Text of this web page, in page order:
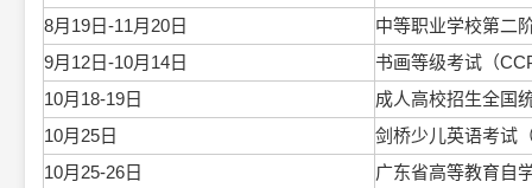
8月19日-11月20日
中等职业学校第二
9月12日-10月14日
书画等级考试（
10月18-19日
成人高校招生全国
10月25日
剑桥少儿英语考试
10月25-26日
广东省高等教育自